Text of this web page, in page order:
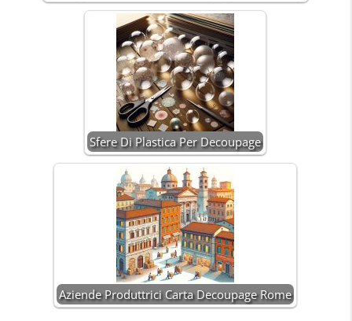
Sfere Di Plastica Per Decoupage
Aziende Produttrici Carta Decoupage Rome